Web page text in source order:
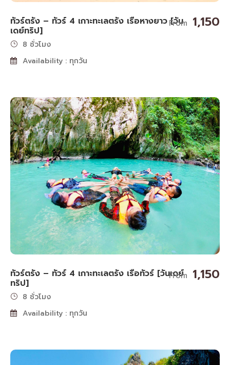
ทัวร์ตรัง – ทัวร์ 4 เกาะทะเลตรัง เรือหางยาว [วัน
เดย์ทริป]
From 1,150
8 ชั่วโมง
Availability : ทุกวัน
ทัวร์ตรัง – ทัวร์ 4 เกาะทะเลตรัง เรือทัวร์ [วันเดย์
ทริป]
From 1,150
8 ชั่วโมง
Availability : ทุกวัน